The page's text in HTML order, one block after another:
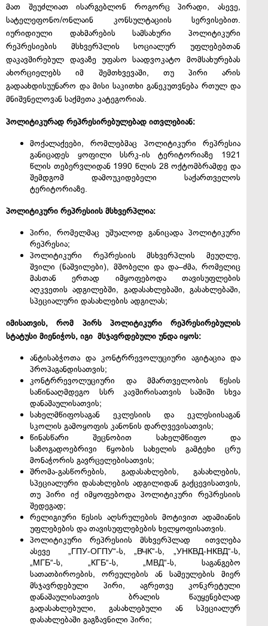
მათ შეუძლიათ ისარგებლონ როგორც პირადი, ასევე,
სატელეფონო/ონლაინ კონსულტაციის სერვისებით.
იურიდიული დახმარების სამსახური პოლიტიკური
რეპრესიების მსხვერპლის სოციალურ უფლებებთან
დაკავშირებულ დავაზე უფასო საადვოკატო მომსახურებას
ახორციელებს იმ შემთხვევაში, თუ პირი არის
გადაახდისუუნარო და მისი საკითხი განეკუთვნება რთულ და
მნიშვნელოვან საქმეთა კატეგორიას.
პოლიტიკურად რეპრესირებულებად ითვლებიან:
მოქალაქეები, რომლებმაც პოლიტიკური რეპრესია
განიცადეს ყოფილი სსრკ-ის ტერიტორიაზე 1921
წლის თებერვლიდან 1990 წლის 28 ოქტომბრამდე და
შემდგომ დამოუკიდებელი საქართველოს
ტერიტორიაზე.
პოლიტიკური რეპრესიის მსხვერპლია:
პირი, რომელმაც უშუალოდ განიცადა პოლიტიკური
რეპრესია;
პოლიტიკური რეპრესიის მსხვერპლის მეუღლე,
შვილი (ნაშვილები), მშობელი და და–ძმა, რომელიც
მასთან ერთად იმყოფებოდა თავისუფლების
აღკვეთის ადგილებში, გადასახლებაში, გასახლებაში,
სპეციალური დასახლების ადგილას;
იმისათვის, რომ პირს პოლიტიკური რეპრესირებულის
სტატუსი მიენიჭოს, იგი მსჯავრდებული უნდა იყოს:
ანტისაბჭოთა და კონტრრევოლუციური აგიტაცია და
პროპაგანდისათვის;
კონტრრევოლუციური და მმართველობის წესის
საწინააღმდეგო სსრ კავშირისათვის საშიში სხვა
დანაშაულისათვის;
სახელმწიფოსაგან ეკლესიის და ეკლესიისაგან
სკოლის გამოყოფის კანონის დარღვევისათვის;
წინასწარი შეცნობით სახელმწიფო და
საზოგადოებრივი წყობის სახელის გამტეხი ცრუ
მონაჭორის გავრცელებისათვის;
შრომა-გასწორების, გადასახლების, გასახლების,
სპეციალური დასახლების ადგილიდან გაქცევისათვის,
თუ პირი იქ იმყოფებოდა პოლიტიკური რეპრესიის
შედეგად;
რელიგიური წესის აღსრულების მოტივით ადამიანის
უფლებების და თავისუფლებების ხელყოფისათვის.
პოლიტიკური რეპრესიის მსხვერპლად ითვლება
ასევე „ГПУ-ОГПУ“-ს, „ВЧК“-ს, „УНКВД-НКВД“-ს,
„МГБ“-ს, „КГБ“-ს, „МВД“-ს, საგანგებო
სათათბიროების, ორეულების ან სამეულების მიერ
მსჯავრდებული პირი, აგრეთვე კონკრეტული
დანაშაულისათვის ბრალის წაუყენებლად
გადასახლებული, გასახლებული ან სპეციალურ
დასახლებაში გაგზავნილი პირი;